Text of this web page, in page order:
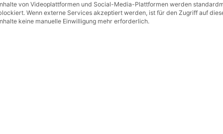
von Videoplattformen und Social-Media-Plattformen werden
Wenn externe Services akzeptiert werden, ist für den Zugriff auf
keine manuelle Einwilligung mehr erforderlich.